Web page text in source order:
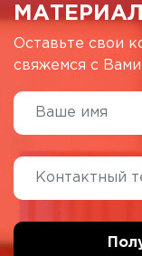
Оставьте свои
свяжемся с